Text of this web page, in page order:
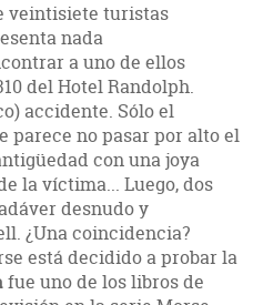
veintisiete turistas
nada
a uno de ellos
del Hotel Randolph.
accidente. Sólo el
parece no pasar por alto el
con una joya
la víctima... Luego, dos
desnudo y
¿Una coincidencia?
está decidido a probar la
fue uno de los libros de